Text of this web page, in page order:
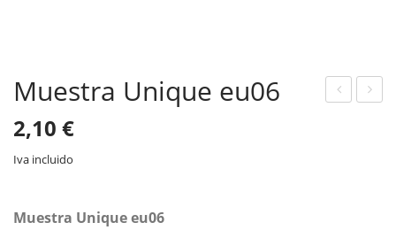
Muestra Unique eu06
2,10 €
Iva incluido
Muestra Unique eu06